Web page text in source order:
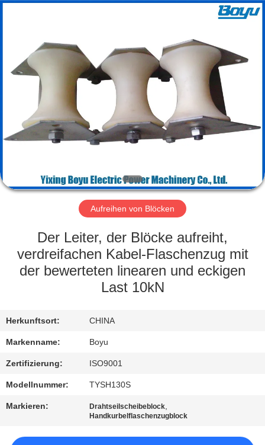
HAUS
PRODUKTE
ÜBER
FABRIK-
AUSFLUG
QUALITÄTSKONTROLLE
MIT
UNS
IN
VERBINDUNG
NACHRICHTEN
Reserved.
Aufreihen von Blöcken
Der Leiter, der Blöcke aufreiht,
verdreifachen Kabel-Flaschenzug mit
der bewerteten linearen und eckigen
Last 10kN
Herkunftsort: CHINA
Markenname: Boyu
Zertifizierung: ISO9001
Modellnummer: TYSH130S
Markieren: Drahtseilscheibeblock,
Handkurbelflaschenzugblock